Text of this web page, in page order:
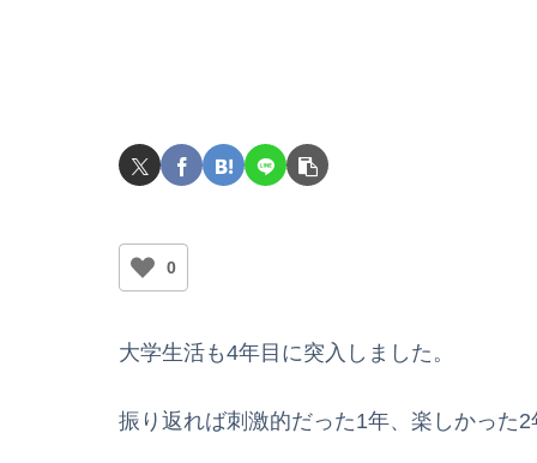
0
大学生活も4年目に突入しました。
振り返れば刺激的だった1年、楽しかった